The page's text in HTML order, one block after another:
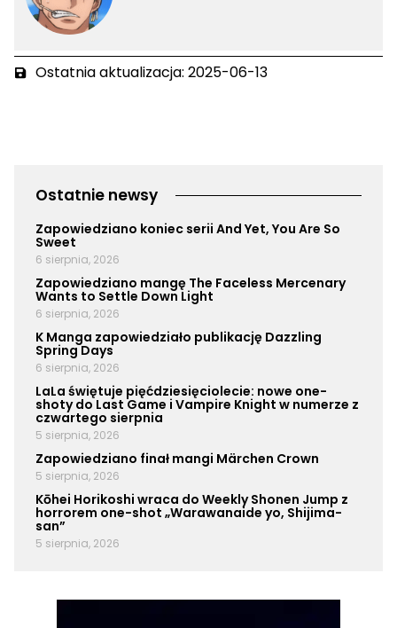
Ostatnia aktualizacja: 2025-06-13
Ostatnie newsy
Zapowiedziano koniec serii And Yet, You Are So
Sweet
6 sierpnia, 2026
Zapowiedziano mangę The Faceless Mercenary
Wants to Settle Down Light
6 sierpnia, 2026
K Manga zapowiedziało publikację Dazzling
Spring Days
6 sierpnia, 2026
LaLa świętuje pięćdziesięciolecie: nowe one-
shoty do Last Game i Vampire Knight w numerze z
czwartego sierpnia
5 sierpnia, 2026
Zapowiedziano finał mangi Märchen Crown
5 sierpnia, 2026
Kōhei Horikoshi wraca do Weekly Shonen Jump z
horrorem one-shot „Warawanaide yo, Shijima-
san”
5 sierpnia, 2026